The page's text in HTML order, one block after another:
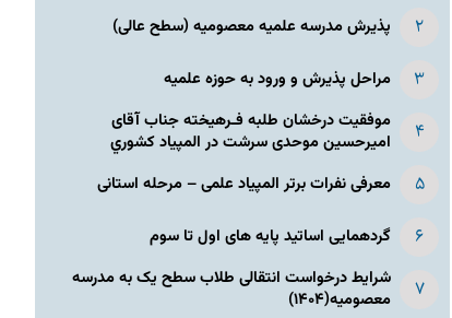
پذیرش مدرسه علمیه معصومیه‌ (سطح عالی)
مراحل پذیرش و ورود به حوزه علمیه
موفقیت درخشان طلبه فـرهیخته جناب آقای
امیرحسین موحدی سرشت در المپياد كشوري
معرفی نفرات برتر المپیاد علمی – مرحله استانی
گردهمایی اساتید پایه های اول تا سوم
شرایط درخواست انتقالی طلاب سطح یک به مدرسه
معصومیه(۱۴۰۴)